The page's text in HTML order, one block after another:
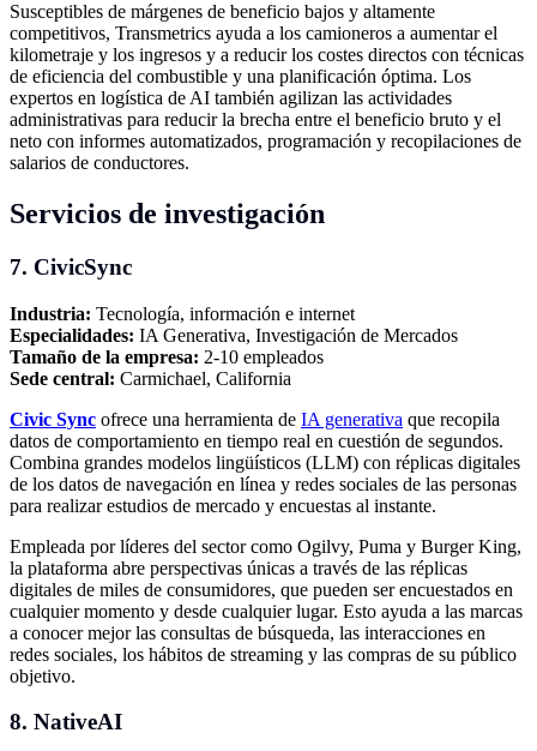
Susceptibles de márgenes de beneficio bajos y altamente
competitivos, Transmetrics ayuda a los camioneros a aumentar el
kilometraje y los ingresos y a reducir los costes directos con técnicas
de eficiencia del combustible y una planificación óptima. Los
expertos en logística de AI también agilizan las actividades
administrativas para reducir la brecha entre el beneficio bruto y el
neto con informes automatizados, programación y recopilaciones de
salarios de conductores.
Servicios de investigación
7. CivicSync
Industria: Tecnología, información e internet
Especialidades: IA Generativa, Investigación de Mercados
Tamaño de la empresa: 2-10 empleados
Sede central: Carmichael, California
Civic Sync ofrece una herramienta de IA generativa que recopila
datos de comportamiento en tiempo real en cuestión de segundos.
Combina grandes modelos lingüísticos (LLM) con réplicas digitales
de los datos de navegación en línea y redes sociales de las personas
para realizar estudios de mercado y encuestas al instante.
Empleada por líderes del sector como Ogilvy, Puma y Burger King,
la plataforma abre perspectivas únicas a través de las réplicas
digitales de miles de consumidores, que pueden ser encuestados en
cualquier momento y desde cualquier lugar. Esto ayuda a las marcas
a conocer mejor las consultas de búsqueda, las interacciones en
redes sociales, los hábitos de streaming y las compras de su público
objetivo.
8. NativeAI